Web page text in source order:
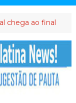
final ABUSO DE